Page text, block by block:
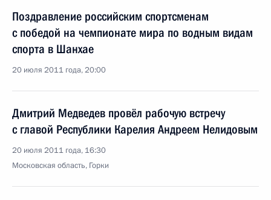
Поздравление российским спортсменам
с победой на чемпионате мира по водным видам
спорта в Шанхае
20 июля 2011 года, 20:00
Дмитрий Медведев провёл рабочую встречу
с главой Республики Карелия Андреем Нелидовым
20 июля 2011 года, 16:30
Московская область, Горки